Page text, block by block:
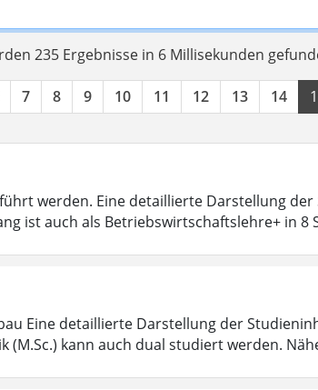
235 Ergebnisse in 6 Millisekunden
7 8 9 10 11 12 13 14
werden. Eine detaillierte Darstellung
ist auch als Betriebswirtschaftslehre+ in 8
Eine detaillierte Darstellung der
(M.Sc.) kann auch dual studiert werden.